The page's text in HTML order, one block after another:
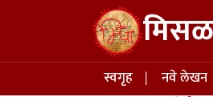
Skip to main content
Main navigation
स्वगृह नवे लेखन